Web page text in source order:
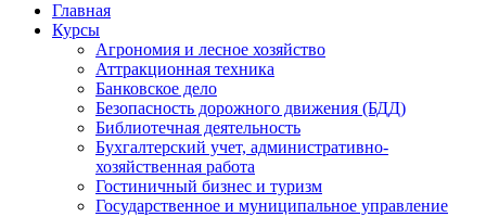
Главная
Курсы
Агрономия и лесное хозяйство
Аттракционная техника
Банковское дело
Безопасность дорожного движения (БДД)
Библиотечная деятельность
Бухгалтерский учет, административно-
хозяйственная работа
Гостиничный бизнес и туризм
Государственное и муниципальное управление